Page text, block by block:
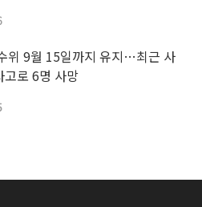
위 9월 15일까지 유지…최근 사
고로 6명 사망